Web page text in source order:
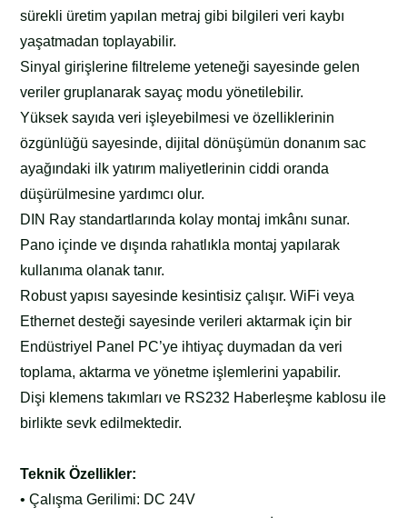
sürekli üretim yapılan metraj gibi bilgileri veri kaybı
yaşatmadan toplayabilir.
Sinyal girişlerine filtreleme yeteneği sayesinde gelen
veriler gruplanarak sayaç modu yönetilebilir.
Yüksek sayıda veri işleyebilmesi ve özelliklerinin
özgünlüğü sayesinde, dijital dönüşümün donanım sac
ayağındaki ilk yatırım maliyetlerinin ciddi oranda
düşürülmesine yardımcı olur.
DIN Ray standartlarında kolay montaj imkânı sunar.
Pano içinde ve dışında rahatlıkla montaj yapılarak
kullanıma olanak tanır.
Robust yapısı sayesinde kesintisiz çalışır. WiFi veya
Ethernet desteği sayesinde verileri aktarmak için bir
Endüstriyel Panel PC’ye ihtiyaç duymadan da veri
toplama, aktarma ve yönetme işlemlerini yapabilir.
Dişi klemens takımları ve RS232 Haberleşme kablosu ile
birlikte sevk edilmektedir.
Teknik Özellikler:
• Çalışma Gerilimi: DC 24V